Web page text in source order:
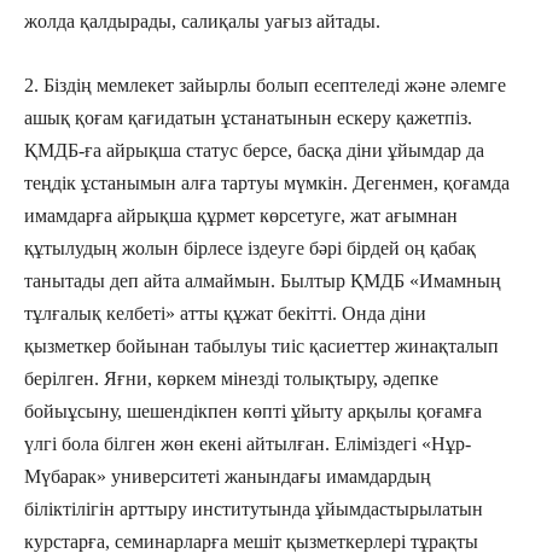
жолда қалдырады, салиқалы уағыз айтады.
2. Біздің мемлекет зайырлы болып есептеледі және әлемге
ашық қоғам қағидатын ұстанатынын ескеру қажетпіз.
ҚМДБ-ға айрықша статус берсе, басқа діни ұйымдар да
теңдік ұстанымын алға тартуы мүмкін. Дегенмен, қоғамда
имамдарға айрықша құрмет көрсетуге, жат ағымнан
құтылудың жолын бірлесе іздеуге бәрі бірдей оң қабақ
танытады деп айта алмаймын. Былтыр ҚМДБ «Имамның
тұлғалық келбеті» атты құжат бекітті. Онда діни
қызметкер бойынан табылуы тиіс қасиеттер жинақталып
берілген. Яғни, көркем мінезді толықтыру, әдепке
бойыұсыну, шешендікпен көпті ұйыту арқылы қоғамға
үлгі бола білген жөн екені айтылған. Еліміздегі «Нұр-
Мүбарак» университеті жанындағы имамдардың
біліктілігін арттыру институтында ұйымдастырылатын
курстарға, семинарларға мешіт қызметкерлері тұрақты